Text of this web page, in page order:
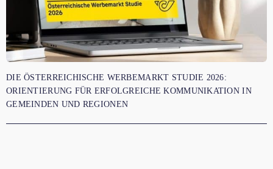
DIE ÖSTERREICHISCHE WERBEMARKT STUDIE 2026:
ORIENTIERUNG FÜR ERFOLGREICHE KOMMUNIKATION IN
GEMEINDEN UND REGIONEN